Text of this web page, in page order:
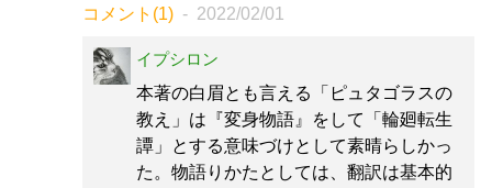
コメント(1) 2022/02/01
イプシロン
本著の白眉とも言える「ピュタゴラスの
教え」は『変身物語』をして「輪廻転生
譚」とする意味づけとして素晴らしかっ
た。物語りかたとしては、翻訳は基本的